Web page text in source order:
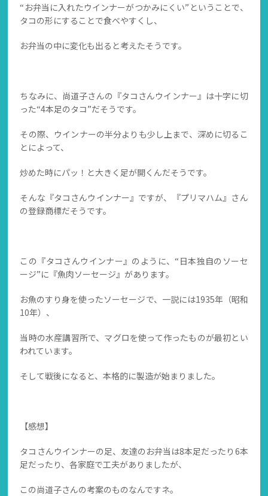
“お弁当に入れたウインナーがつかみにくい”ということで、
タコの形にすることで食べやすくし、
お弁当の中に変化も出ると考えたそうです。
ちなみに、尚道子さんの『タコさんウインナー』は十字に切
った“4本足のタコ”だそうです。
その際、ウインナーの半分よりも少し上まで、深めに切るこ
とによって、
炒めた時にパッ！と大きく足が開くんだそうです。
そんな『タコさんウインナー』ですが、『プリマハム』さん
の登録商標だそうです。
この『タコさんウインナー』のように、“日本独自のソーセ
ージ”に『魚肉ソーセージ』があります。
お魚のすり身を使ったソーセージで、一説には1935年（昭和
10年）、
当時の水産講習所で、マグロを使って作ったものが最初とい
われています。
そして戦後になると、本格的に製造が始まりました。
【感想】
タコさんウインナーの足、友達のお弁当は8本足だったり6本
足だったり、各家庭で工夫がありましたが、
この尚道子さんの考案のものなんですネ。